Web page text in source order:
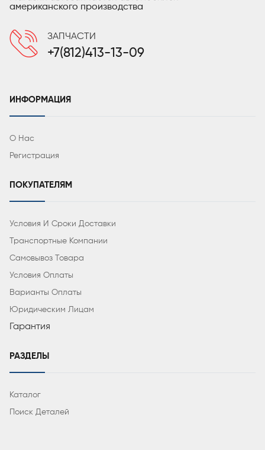
американского производства
ЗАПЧАСТИ
+7(812)413-13-09
ИНФОРМАЦИЯ
О Нас
Регистрация
ПОКУПАТЕЛЯМ
Условия И Сроки Доставки
Транспортные Компании
Самовывоз Товара
Условия Оплаты
Варианты Оплаты
Юридическим Лицам
Гарантия
РАЗДЕЛЫ
Каталог
Поиск Деталей